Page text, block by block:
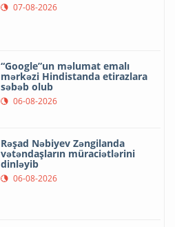
07-08-2026
“Google”un məlumat emalı
mərkəzi Hindistanda etirazlara
səbəb olub
06-08-2026
Rəşad Nəbiyev Zəngilanda
vətəndaşların müraciətlərini
dinləyib
06-08-2026